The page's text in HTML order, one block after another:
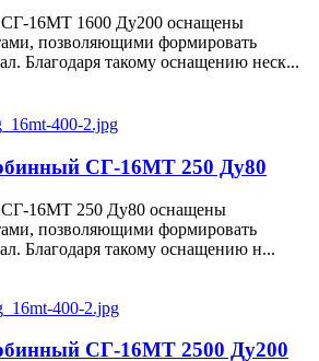
СГ-16МТ 1600 Ду200 оснащены
позволяющими формировать
Благодаря такому оснащению неск...
СГ-16МТ 250 Ду80
СГ-16МТ 250 Ду80 оснащены
позволяющими формировать
Благодаря такому оснащению н...
СГ-16МТ 2500 Ду200